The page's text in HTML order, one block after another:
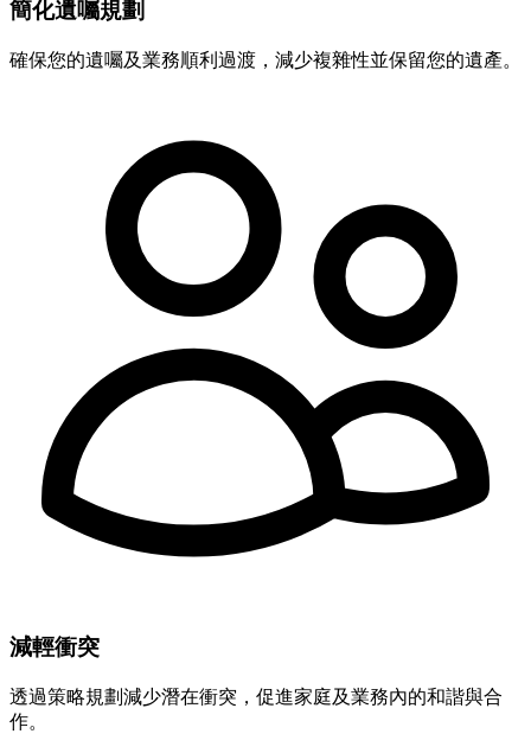
簡化遺囑規劃
確保您的遺囑及業務順利過渡，減少複雜性並保留您的遺產。
減輕衝突
透過策略規劃減少潛在衝突，促進家庭及業務內的和諧與合
作。